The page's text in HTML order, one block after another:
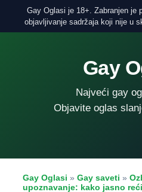
Gay Oglasi je 18+. Zabranjen je
objavljivanje sadržaja koji nije u
Gay
Najveći gay
Objavite oglas
Gay Oglasi » Gay saveti »
upoznavanje: kako jasno